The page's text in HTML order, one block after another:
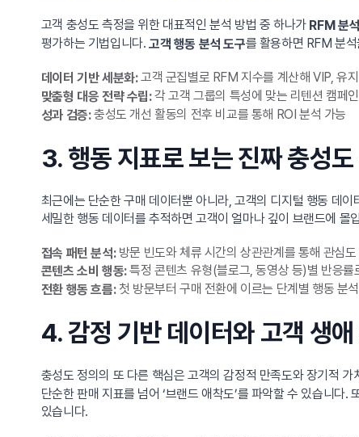
고객 충성도 측정을 위한 대표적인 분석 방법 중 하나가 RFM 분석
평가하는 기법입니다. 고객 행동 분석 도구를 활용하면 RFM 분
데이터 기반 세분화:고객 군집별로 RFM 지수를 계산해 VIP, 유
맞춤형 대응 전략 수립:각 고객 그룹의 특성에 맞는 리텐션 캠페
성과 검증:충성도 개선 활동의 전후 비교를 통해 ROI 분석 가능
3. 행동 지표로 보는 진짜 충성도
최근에는 단순한 구매 데이터뿐 아니라, 고객의 디지털 행동 데
세밀한 행동 데이터를 추적하면 고객이 얼마나 깊이 브랜드에 몰
접속 패턴 분석:방문 빈도와 체류 시간의 상관관계를 통해 관심도
콘텐츠 소비 행동:특정 콘텐츠 유형(블로그, 동영상 등)별 반응률
전환 행동 흐름:첫 방문부터 구매 전환에 이르는 단계별 행동 분
4. 감정 기반 데이터와 고객 생
충성도 정의의 또 다른 핵심은 고객의 감정적 만족도와 장기적
단순한 판매 지표를 넘어 ‘브랜드 애착도’를 파악할 수 있습니다.
있습니다.